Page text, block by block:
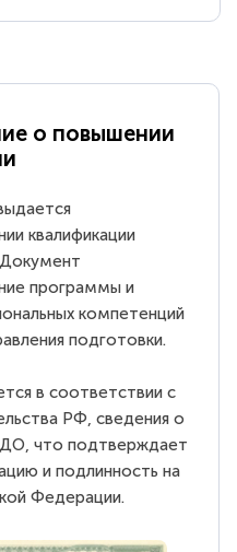
о повышении
квалификации
программы и
компетенций
подготовки.
в соответствии с
РФ, сведения о
что подтверждает
и подлинность на
Федерации.